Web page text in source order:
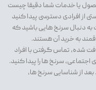
یا خدمات شما دقیقا چیست
از افرادی دسترسی پیدا کنید
دنبال سرنخ هایی باشید که
به خرید آن هستند.
شده، تماس گرفتن با افراد
سرنخ ها را پیدا کنید.
از شناسایی سرنخ ها،